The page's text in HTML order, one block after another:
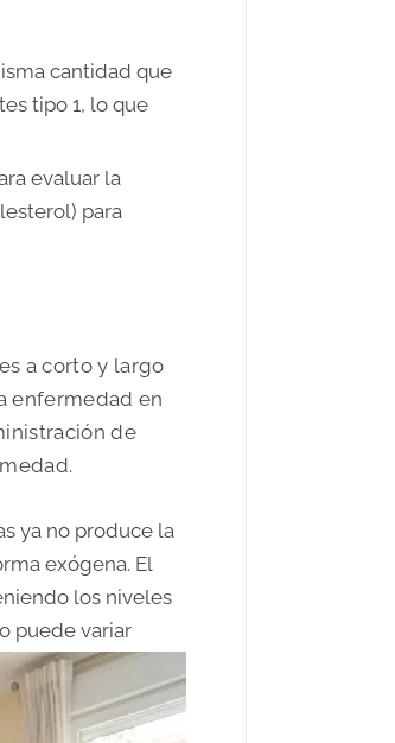
cantidad que
tipo 1, lo que
evaluar la
para
a corto y largo
enfermedad en
de
ya no produce la
exógena. El
los niveles
puede variar